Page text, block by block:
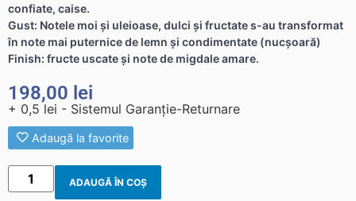
confiate, caise.
Gust: Notele moi și uleioase, dulci și fructate s-au transformat
în note mai puternice de lemn și condimentate (nucșoară)
Finish: fructe uscate și note de migdale amare.
198,00 lei
+ 0,5 lei - Sistemul Garanție-Returnare
Adaugă la favorite
ADAUGĂ ÎN COȘ